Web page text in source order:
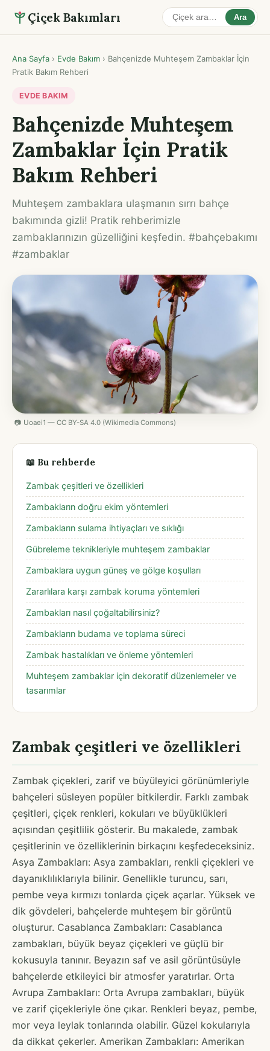
Çiçek Bakımları Ara
Ana Sayfa › Evde Bakım › Bahçenizde Muhteşem Zambaklar İçin
Pratik Bakım Rehberi
EVDE BAKIM
Bahçenizde Muhteşem
Zambaklar İçin Pratik
Bakım Rehberi
Muhteşem zambaklara ulaşmanın sırrı bahçe
bakımında gizli! Pratik rehberimizle
zambaklarınızın güzelliğini keşfedin. #bahçebakımı
#zambaklar
📷 Uoaei1 — CC BY-SA 4.0 (Wikimedia Commons)
📖 Bu rehberde
Zambak çeşitleri ve özellikleri
Zambakların doğru ekim yöntemleri
Zambakların sulama ihtiyaçları ve sıklığı
Gübreleme teknikleriyle muhteşem zambaklar
Zambaklara uygun güneş ve gölge koşulları
Zararlılara karşı zambak koruma yöntemleri
Zambakları nasıl çoğaltabilirsiniz?
Zambakların budama ve toplama süreci
Zambak hastalıkları ve önleme yöntemleri
Muhteşem zambaklar için dekoratif düzenlemeler ve
tasarımlar
Zambak çeşitleri ve özellikleri
Zambak çiçekleri, zarif ve büyüleyici görünümleriyle
bahçeleri süsleyen popüler bitkilerdir. Farklı zambak
çeşitleri, çiçek renkleri, kokuları ve büyüklükleri
açısından çeşitlilik gösterir. Bu makalede, zambak
çeşitlerinin ve özelliklerinin birkaçını keşfedeceksiniz.
Asya Zambakları: Asya zambakları, renkli çiçekleri ve
dayanıklılıklarıyla bilinir. Genellikle turuncu, sarı,
pembe veya kırmızı tonlarda çiçek açarlar. Yüksek ve
dik gövdeleri, bahçelerde muhteşem bir görüntü
oluşturur. Casablanca Zambakları: Casablanca
zambakları, büyük beyaz çiçekleri ve güçlü bir
kokusuyla tanınır. Beyazın saf ve asil görüntüsüyle
bahçelerde etkileyici bir atmosfer yaratırlar. Orta
Avrupa Zambakları: Orta Avrupa zambakları, büyük
ve zarif çiçekleriyle öne çıkar. Renkleri beyaz, pembe,
mor veya leylak tonlarında olabilir. Güzel kokularıyla
da dikkat çekerler. Amerikan Zambakları: Amerikan